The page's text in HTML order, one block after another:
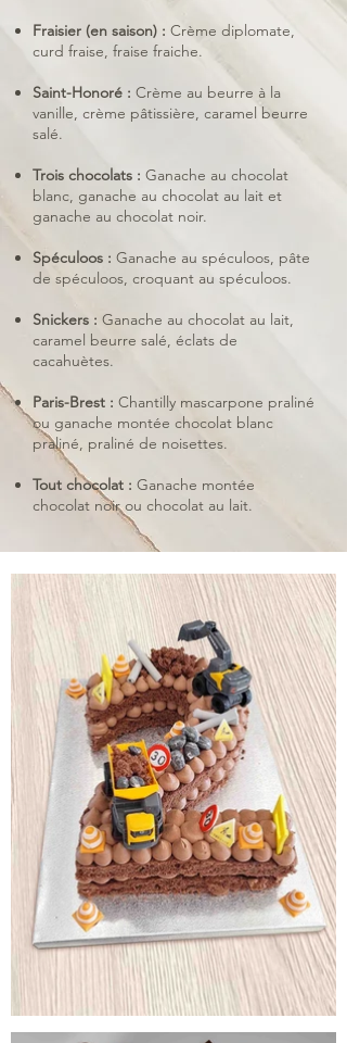
Fraisier (en saison) : Crème diplomate,
curd fraise, fraise fraiche.
Saint-Honoré : Crème au beurre à la
vanille, crème pâtissière, caramel beurre
salé.
Trois chocolats : Ganache au chocolat
blanc, ganache au chocolat au lait et
ganache au chocolat noir.
Spéculoos : Ganache au spéculoos, pâte
de spéculoos, croquant au spéculoos.
Snickers : Ganache au chocolat au lait,
caramel beurre salé, éclats de
cacahuètes.
Paris-Brest : Chantilly mascarpone praliné
ou ganache montée chocolat blanc
praliné, praliné de noisettes.
Tout chocolat​ : Ganache montée
chocolat noir ou chocolat au lait.